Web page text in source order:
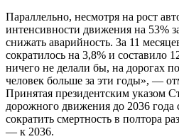
Параллельно, несмотря на рост
интенсивности движения на 53%
снижать аварийность. За 11
сократилось на 3,8% и составило
ничего не делали бы, на дорогах
человек больше за эти годы», —
Принятая президентским указом
дорожного движения до 2036 года
сократить смертность в полтора
— к 2036.